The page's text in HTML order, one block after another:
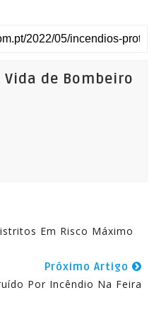
Vida de Bombeiro
Em Risco Máximo
Próximo Artigo
Por Incêndio Na Feira